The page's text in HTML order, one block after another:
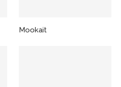
Mookait